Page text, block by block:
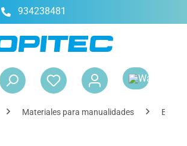
934238481
Materiales para manualidades